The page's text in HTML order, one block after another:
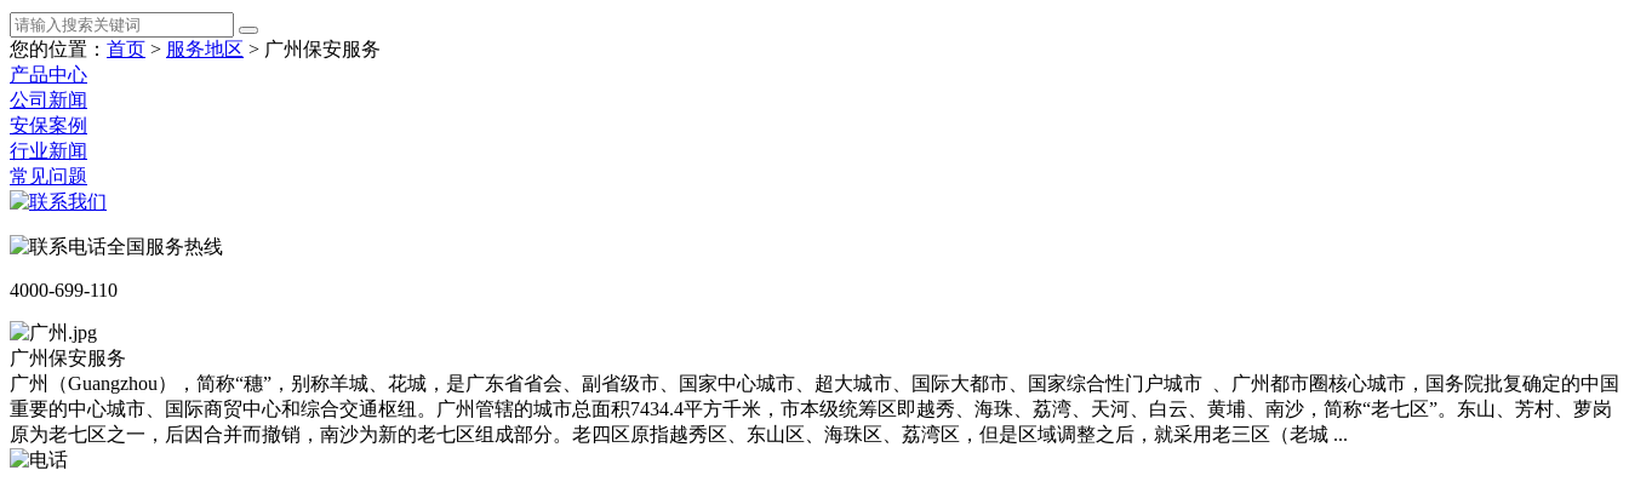
您的位置： 首页 > 服务地区 > 广州保安服务
产品中心
公司新闻
安保案例
行业新闻
常见问题
全国服务热线
4000-699-110
广州保安服务
广州（Guangzhou），简称“穗”，别称羊城、花城，是广东省省会、副省级市、国家中心城市、超大城市、国际大都市、国家综合性门户城市 、广州都市圈核心城市，国务院批复确定的中国
重要的中心城市、国际商贸中心和综合交通枢纽。广州管辖的城市总面积7434.4平方千米，市本级统筹区即越秀、海珠、荔湾、天河、白云、黄埔、南沙，简称“老七区”。东山、芳村、萝岗
原为老七区之一，后因合并而撤销，南沙为新的老七区组成部分。老四区原指越秀区、东山区、海珠区、荔湾区，但是区域调整之后，就采用老三区（老城 ...